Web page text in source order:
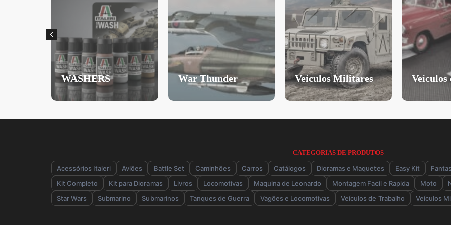
War Thunder Veículos Militares Veículos de Trabalho TINTAS
CATEGORIAS DE PRODUTOS
Acessórios Italeri Aviões Battle Set Caminhões Carros Catálogos Dioramas e Maquetes Easy Kit
Kit Completo
Kit para Dioramas Livros Locomotivas Maquina de Leonardo Montagem Facil e Rapida Moto
Star Wars
Submarino Submarinos Tanques de Guerra Vagões e Locomotivas Veículos de Trabalho Veículos